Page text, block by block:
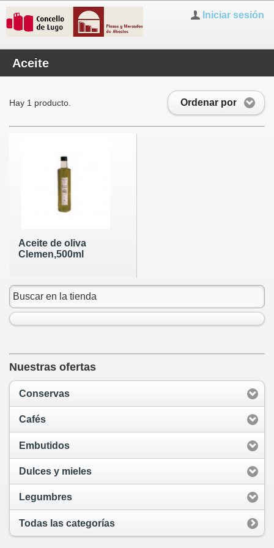
Iniciar sesión
Aceite
Ordenar por
Hay 1 producto.
Aceite de oliva
Clemen,500ml
Nuestras ofertas
Conservas
Cafés
Embutidos
Dulces y mieles
Legumbres
Todas las categorías